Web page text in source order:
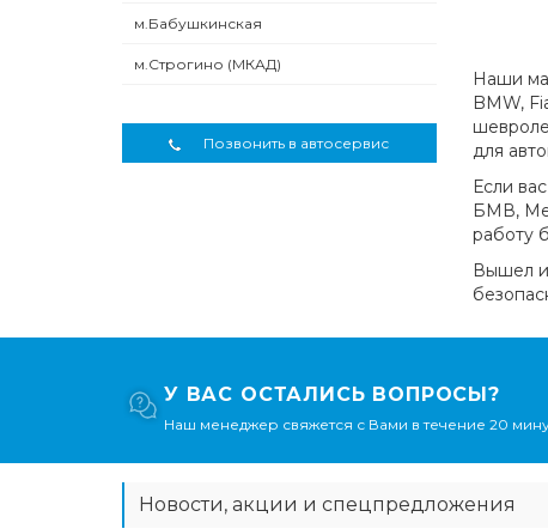
м.Бабушкинская
м.Строгино (МКАД)
Позвонить в автосервис
Наши
BMW,
для
Если
БМВ,
работу
Вышел
У ВАС ОСТАЛИСЬ ВОПРОСЫ?
Наш менеджер свяжется с Вами в течение 20
Новости, акции и спецпредложения